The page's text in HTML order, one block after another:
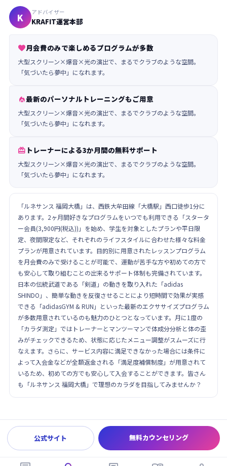
K アドバイザー
KRAFIT運営本部
月会費のみで楽しめるプログラムが多数
大型スクリーン×爆音×光の演出で、まるでクラブのような空間。
「気づいたら夢中」になれます。
最新のパーソナルトレーニングもご用意
大型スクリーン×爆音×光の演出で、まるでクラブのような空間。
「気づいたら夢中」になれます。
 トレーナーによる3か月間の無料サポート
大型スクリーン×爆音×光の演出で、まるでクラブのような空間。
「気づいたら夢中」になれます。
「ルネサンス 福岡大橋」は、西鉄大牟田線「大橋駅」西口徒歩1分に
あります。2ヶ月間好きなプログラムをいつでも利用できる「スタータ
ー会員(3,900円(税込))」を始め、学生を対象としたプランや平日限
定、夜間限定など、それぞれのライフスタイルに合わせた様々な料金
プランが用意されています。目的別に用意されたレッスンプログラム
を月会費のみで受けることが可能で、運動が苦手な方や初めての方で
も安心して取り組むことの出来るサポート体制も完備されています。
日本の伝統武道である「剣道」の動きを取り入れた「adidas
SHINDO」、簡単な動きを反復させることにより短時間で効果が実感
できる「adidasGYM & RUN」といった最新のエクササイズプログラム
が多数用意されているのも魅力のひとつとなっています。月に1度の
「カラダ測定」ではトレーナーとマンツーマンで体成分分析と体の歪
みがチェックできるため、状態に応じたメニュー調整がスムーズに行
なえます。さらに、サービス内容に満足できなかった場合には条件に
よって入会金などが全額返金される「満足度補償制度」が用意されて
いるため、初めての方でも安心して入会することができます。皆さん
も「ルネサンス 福岡大橋」で理想のカラダを目指してみませんか？
公式サイト 無料カウンセリング